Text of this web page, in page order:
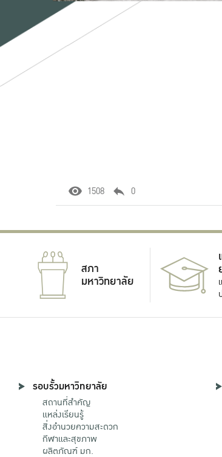
1508 0
สภา
มหาวิทยาลัย
รอบรั้วมหาวิทยาลัย
สถานที่สำคัญ
แหล่งเรียนรู้
สิ่งอำนวยความสะดวก
กีฬาและสุขภาพ
ผลิตภัณฑ์ มก.